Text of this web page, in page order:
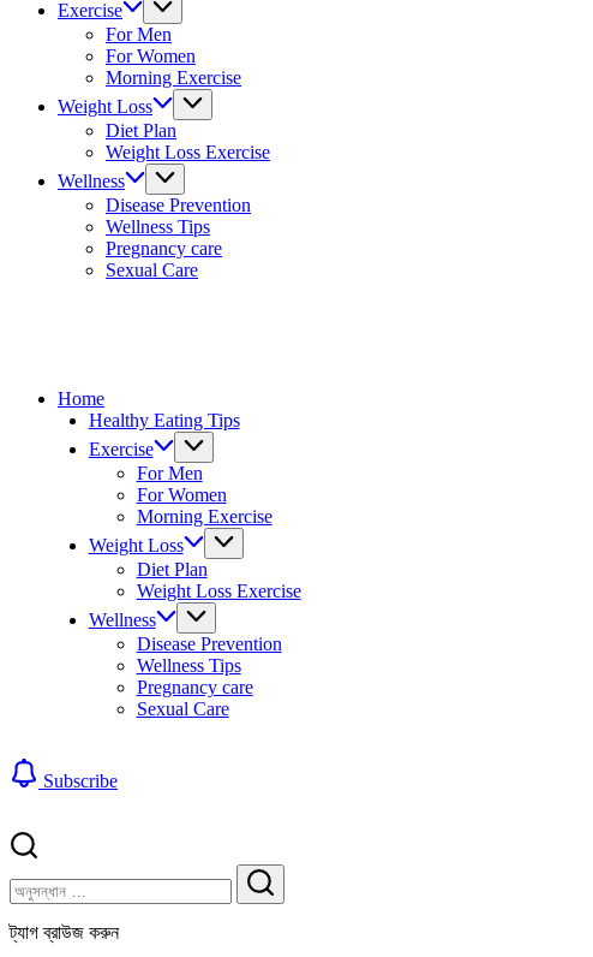
Exercise
For Men
For Women
Morning Exercise
Weight Loss
Diet Plan
Weight Loss Exercise
Wellness
Disease Prevention
Wellness Tips
Pregnancy care
Sexual Care
Home
Healthy Eating Tips
Exercise
For Men
For Women
Morning Exercise
Weight Loss
Diet Plan
Weight Loss Exercise
Wellness
Disease Prevention
Wellness Tips
Pregnancy care
Sexual Care
Subscribe
করুন
খুঁজুন
খুঁজুন
ট্যাগ ব্রাউজ করুন